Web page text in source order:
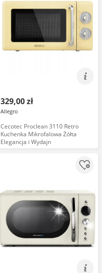
329,00 zł
Allegro
Cecotec Proclean 3110 Retro
Kuchenka Mikrofalowa Żółta
Elegancja i Wydajn